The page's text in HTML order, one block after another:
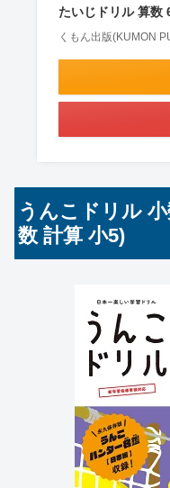
たいじドリル 算数
くもん出版(KUMON
うんこドリル
数 計算 小5)